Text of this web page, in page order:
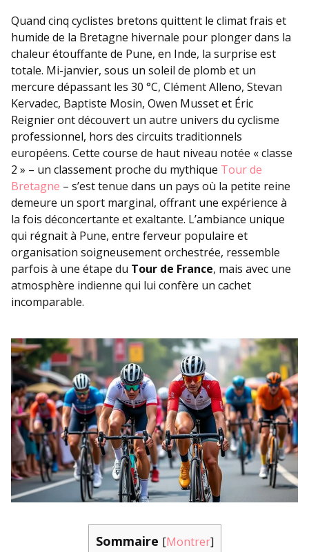
Quand cinq cyclistes bretons quittent le climat frais et
humide de la Bretagne hivernale pour plonger dans la
chaleur étouffante de Pune, en Inde, la surprise est
totale. Mi-janvier, sous un soleil de plomb et un
mercure dépassant les 30 °C, Clément Alleno, Stevan
Kervadec, Baptiste Mosin, Owen Musset et Éric
Reignier ont découvert un autre univers du cyclisme
professionnel, hors des circuits traditionnels
européens. Cette course de haut niveau notée « classe
2 » – un classement proche du mythique Tour de
Bretagne – s’est tenue dans un pays où la petite reine
demeure un sport marginal, offrant une expérience à
la fois déconcertante et exaltante. L’ambiance unique
qui régnait à Pune, entre ferveur populaire et
organisation soigneusement orchestrée, ressemble
parfois à une étape du Tour de France, mais avec une
atmosphère indienne qui lui confère un cachet
incomparable.
Sommaire [Montrer]